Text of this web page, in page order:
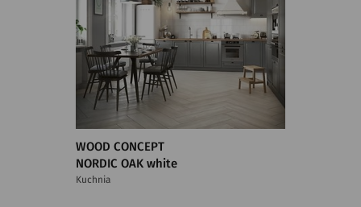
WOOD CONCEPT
NORDIC OAK white
Kuchnia